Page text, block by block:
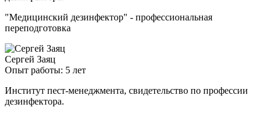
"Медицинский дезинфектор" - профессиональная
переподготовка
Сергей Заяц
Опыт работы: 5 лет
Институт пест-менеджмента, свидетельство по профессии
дезинфектора.